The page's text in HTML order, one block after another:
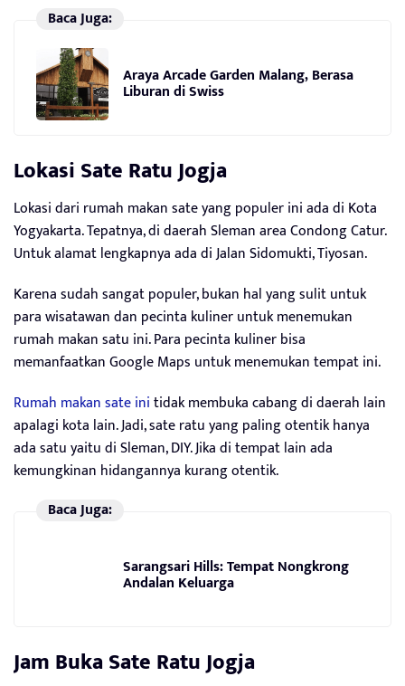
Baca Juga:
Araya Arcade Garden Malang, Berasa
Liburan di Swiss
Lokasi Sate Ratu Jogja
Lokasi dari rumah makan sate yang populer ini ada di Kota
Yogyakarta. Tepatnya, di daerah Sleman area Condong Catur.
Untuk alamat lengkapnya ada di Jalan Sidomukti, Tiyosan.
Karena sudah sangat populer, bukan hal yang sulit untuk
para wisatawan dan pecinta kuliner untuk menemukan
rumah makan satu ini. Para pecinta kuliner bisa
memanfaatkan Google Maps untuk menemukan tempat ini.
Rumah makan sate initidak membuka cabang di daerah lain
apalagi kota lain. Jadi, sate ratu yang paling otentik hanya
ada satu yaitu di Sleman, DIY. Jika di tempat lain ada
kemungkinan hidangannya kurang otentik.
Baca Juga:
Sarangsari Hills: Tempat Nongkrong
Andalan Keluarga
Jam BukaSate Ratu Jogja